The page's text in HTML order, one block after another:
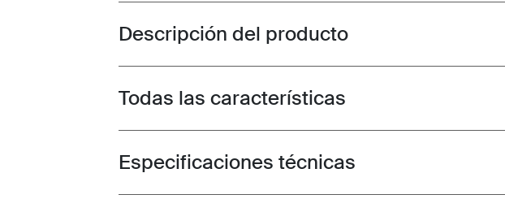
Toggle overview
Descripción del producto
Toggle features
Todas las características
Toggle techspec
Especificaciones técnicas